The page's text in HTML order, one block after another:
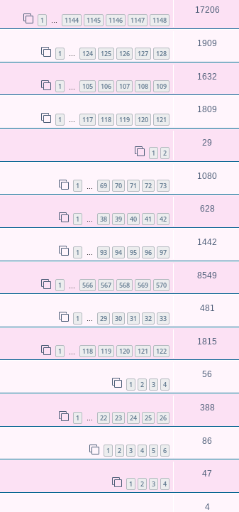
1 … 1144 1145 1146 1147 1148
17206
1 … 124 125 126 127 128
1909
1 105 106 107 108 109
1632
1 … 117 118 119 120 121
1809
1 2
29
1 69 70 71 72 73
1080
1 … 38 39 40 41 42
628
1 93 94 95 96 97
1442
1 566 567 568 569 570
8549
1 … 29 30 31 32 33
481
1 118 119 120 121 122
1815
1 2 3 4
56
1 … 22 23 24 25 26
388
1 2 3 4 5 6
86
1 2 3 4
47
4